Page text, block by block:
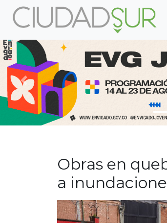
Previous
Obras en
a